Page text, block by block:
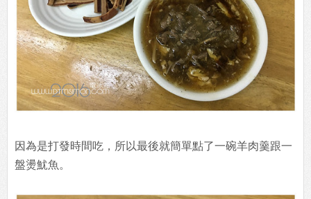
因為是打發時間吃，所以最後就簡單點了一碗羊肉羹跟一
盤燙魷魚。